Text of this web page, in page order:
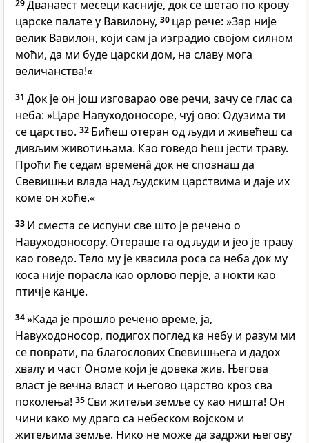
29Дванаест месеци касније, док се шетао по крову
царске палате у Вавилону, 30 цар рече: »Зар није
велик Вавилон, који сам ја изградио својом силном
моћи, да ми буде царски дом, на славу мога
величанства!«
31 Док је он још изговарао ове речи, зачу се глас са
неба: »Царе Навуходоносоре, чуј ово: Одузима ти
се царство. 32 Бићеш отеран од људи и живећеш са
дивљим животињама. Као говедо ћеш јести траву.
Проћи ће седам временâ док не спознаш да
Свевишњи влада над људским царствима и даје их
коме он хоће.«
33 И сместа се испуни све што је речено о
Навуходоносору. Отераше га од људи и јео је траву
као говедо. Тело му је квасила роса са неба док му
коса није порасла као орлово перје, а нокти као
птичје канџе.
34»Када је прошло речено време, ја,
Навуходоносор, подигох поглед ка небу и разум ми
се поврати, па благослових Свевишњега и дадох
хвалу и част Ономе који је довека жив. Његова
власт је вечна власт и његово царство кроз сва
поколења! 35 Сви житељи земље су као ништа! Он
чини како му драго са небеском војском и
житељима земље. Нико не може да задржи његову